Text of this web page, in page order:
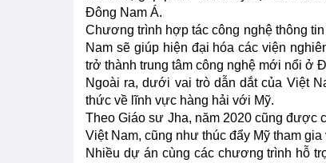
Đông Nam Á.
Chương trình hợp tác công nghệ thông
Nam sẽ giúp hiện đại hóa các viện
trở thành trung tâm công nghệ mới nổi ở
Ngoài ra, dưới vai trò dẫn dắt của Việt
thức về lĩnh vực hàng hải với Mỹ.
Theo Giáo sư Jha, năm 2020 cũng được
Việt Nam, cũng như thúc đẩy Mỹ tham
Nhiều dự án cùng các chương trình hỗ